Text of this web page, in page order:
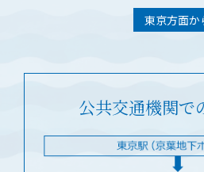
東京方面か
公共交通機関で